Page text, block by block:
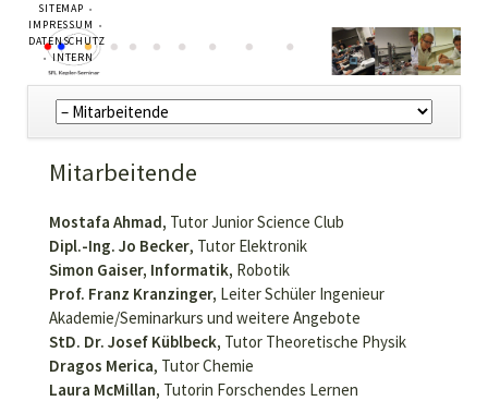
NAVIGATION
ÜBERSPRINGEN
SITEMAP
IMPRESSUM
DATENSCHUTZ
INTERN
Navigation
überspringen
Mitarbeitende
Mostafa Ahmad, Tutor Junior Science Club
Dipl.-Ing. Jo Becker, Tutor Elektronik
Simon Gaiser, Informatik, Robotik
Prof. Franz Kranzinger, Leiter Schüler Ingenieur
Akademie/Seminarkurs und weitere Angebote
StD. Dr. Josef Küblbeck, Tutor Theoretische Physik
Dragos Merica, Tutor Chemie
Laura McMillan, Tutorin Forschendes Lernen